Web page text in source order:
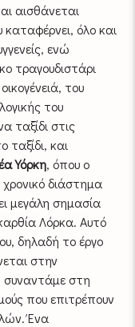
αισθάνεται
όλο και
ενώ
τραγουδιστάρι
του
του
ταξίδι στις
ταξίδι, και
Υόρκη, όπου ο
χρονικό διάστημα
μεγάλη σημασία
Λόρκα. Αυτό
δηλαδή το έργο
στην
στη
που επιτρέπουν
Ένα